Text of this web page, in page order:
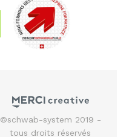
©schwab-system 2019 -
tous droits réservés